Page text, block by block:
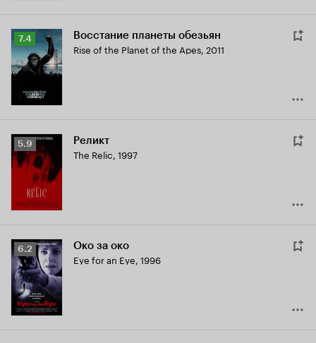
Рейтинг
Кинопоиска
7.4
7.4 Восстание планеты обезьян
Rise of the Planet of the Apes, 2011
Рейтинг
Кинопоиска
5.9
5.9 Реликт
The Relic, 1997
Рейтинг
Кинопоиска
6.2
6.2 Око за око
Eye for an Eye, 1996